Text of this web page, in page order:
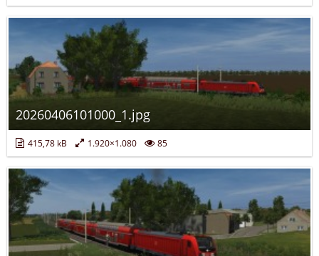
20260406101000_1.jpg
415,78 kB 1.920×1.080 85